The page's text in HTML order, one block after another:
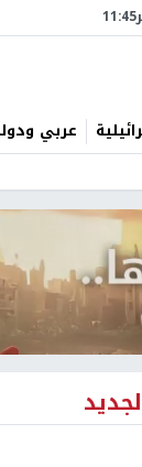
11:45
عربي